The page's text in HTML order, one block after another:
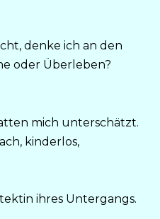
denke ich an den
oder Überleben?
mich unterschätzt.
kinderlos,
ihres Untergangs.